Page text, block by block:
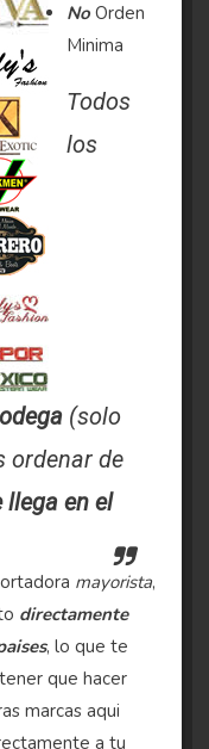
No Orden
Minima
Todos
los
(solo
ordenar de
llega en el
mayorista,
directamente
, lo que te
que hacer
marcas aqui
a tu